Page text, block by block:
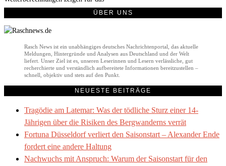
ÜBER UNS
Rasch News ist ein unabhängiges deutsches Nachrichtenportal, das aktuelle
Meldungen, Hintergründe und Analysen aus Deutschland und der Welt
liefert. Unser Ziel ist es, unseren Leserinnen und Lesern verlässliche, gut
recherchierte und verständlich aufbereitete Informationen bereitzustellen –
schnell, objektiv und stets auf den Punkt.
NEUESTE BEITRÄGE
Tragödie am Latemar: Was der tödliche Sturz einer 14-
Jährigen über die Risiken des Bergwanderns verrät
Fortuna Düsseldorf verliert den Saisonstart – Alexander Ende
fordert eine andere Haltung
Nachwuchs mit Anspruch: Warum der Saisonstart für den